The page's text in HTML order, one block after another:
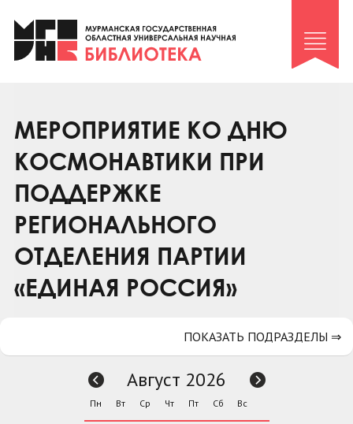
Клуб «Гиря и сельдерей»
Клуб «Семейный архив»
Коллегам
Контакты
МЕРОПРИЯТИЕ КО ДНЮ
КОСМОНАВТИКИ ПРИ
ПОДДЕРЖКЕ
РЕГИОНАЛЬНОГО
ОТДЕЛЕНИЯ ПАРТИИ
«ЕДИНАЯ РОССИЯ»
ПОКАЗАТЬ ПОДРАЗДЕЛЫ ⇒
Август 2026
Пн Вт Ср Чт Пт Сб Вс